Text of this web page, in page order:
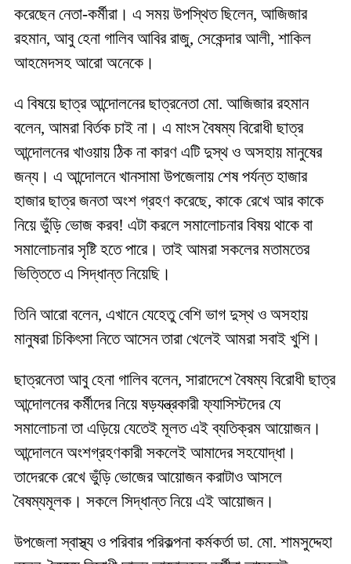
করেছেন নেতা-কর্মীরা। এ সময় উপস্থিত ছিলেন, আজিজার
রহমান, আবু হেনা গালিব আবির রাজু, সেকেন্দার আলী, শাকিল
আহমেদসহ আরো অনেকে।
এ বিষয়ে ছাত্র আন্দোলনের ছাত্রনেতা মো. আজিজার রহমান
বলেন, আমরা বির্তক চাই না। এ মাংস বৈষম্য বিরোধী ছাত্র
আন্দোলনের খাওয়ায় ঠিক না কারণ এটি দুস্থ ও অসহায় মানুষের
জন্য। এ আন্দোলনে খানসামা উপজেলায় শেষ পর্যন্ত হাজার
হাজার ছাত্র জনতা অংশ গ্রহণ করেছে, কাকে রেখে আর কাকে
নিয়ে ভুঁড়ি ভোজ করব! এটা করলে সমালোচনার বিষয় থাকে বা
সমালোচনার সৃষ্টি হতে পারে। তাই আমরা সকলের মতামতের
ভিত্তিতে এ সিদ্ধান্ত নিয়েছি।
তিনি আরো বলেন, এখানে যেহেতু বেশি ভাগ দুস্থ ও অসহায়
মানুষরা চিকিৎসা নিতে আসেন তারা খেলেই আমরা সবাই খুশি।
ছাত্রনেতা আবু হেনা গালিব বলেন, সারাদেশে বৈষম্য বিরোধী ছাত্র
আন্দোলনের কর্মীদের নিয়ে ষড়যন্ত্রকারী ফ্যাসিস্টদের যে
সমালোচনা তা এড়িয়ে যেতেই মূলত এই ব্যতিক্রম আয়োজন।
আন্দোলনে অংশগ্রহণকারী সকলেই আমাদের সহযোদ্ধা।
তাদেরকে রেখে ভুঁড়ি ভোজের আয়োজন করাটাও আসলে
বৈষম্যমূলক। সকলে সিদ্ধান্ত নিয়ে এই আয়োজন।
উপজেলা স্বাস্থ্য ও পরিবার পরিকল্পনা কর্মকর্তা ডা. মো. শামসুদ্দেহা